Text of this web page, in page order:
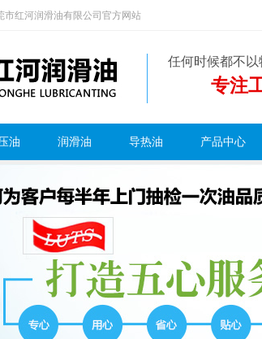
市红河润滑油有限公司官方网站
任何时候都不
专注
油 润滑油 导热油 产品中心